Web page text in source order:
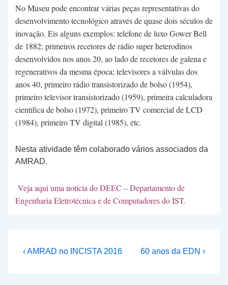
No Museu pode encontrar várias peças representativas do
desenvolvimento tecnológico através de quase dois séculos de
inovação. Eis alguns exemplos: telefone de luxo Gower Bell
de 1882; primeiros recetores de rádio super heterodinos
desenvolvidos nos anos 20, ao lado de recetores de galena e
regenerativos da mesma época; televisores a válvulas dos
anos 40, primeiro rádio transistorizado de bolso (1954),
primeiro televisor transistorizado (1959), primeira calculadora
científica de bolso (1972), primeiro TV comercial de LCD
(1984), primeiro TV digital (1985), etc.
Nesta atividade têm colaborado vários associados da
AMRAD.
Veja aqui uma notícia do DEEC – Departamento de
Engenharia Eletrotécnica e de Computadores do IST.
Navegação
Previous
‹ AMRAD no INCISTA 2016
Next
60 anos da EDN ›